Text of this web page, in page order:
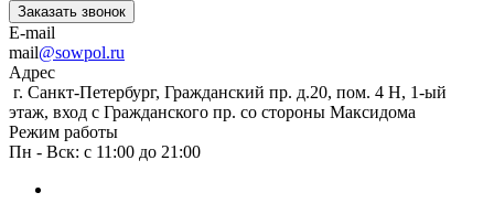
Заказать звонок
E-mail
mail@sowpol.ru
Адрес
г. Санкт-Петербург, Гражданский пр. д.20, пом. 4 Н, 1-ый
этаж, вход с Гражданского пр. со стороны Максидома
Режим работы
Пн - Вск: с 11:00 до 21:00